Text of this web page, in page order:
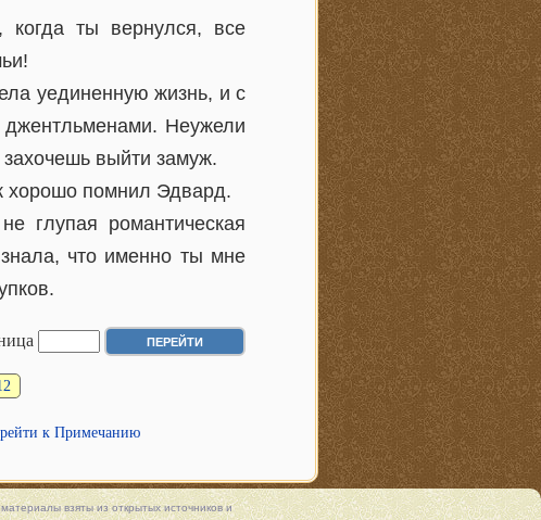
ты вернулся, все
уединенную жизнь, и с
джентльменами. Неужели
выйти замуж.
хорошо помнил Эдвард.
глупая романтическая
что именно ты мне
к Примечанию
взяты из открытых источников и